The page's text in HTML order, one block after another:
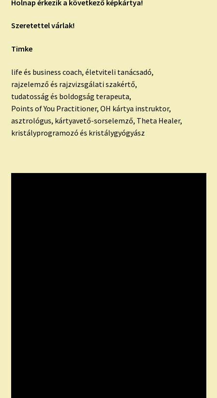
Holnap érkezik a következő képkártya!
Szeretettel várlak!
Timke
life és business coach, életviteli tanácsadó,
rajzelemző és rajzvizsgálati szakértő,
tudatosság és boldogság terapeuta,
Points of You Practitioner, OH kártya instruktor,
asztrológus, kártyavető-sorselemző, Theta Healer,
kristályprogramozó és kristálygyógyász